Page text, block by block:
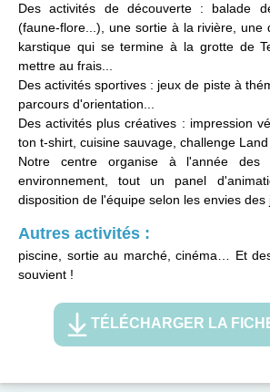
Des activités de découverte : balade
(faune-flore...), une sortie à la rivière, une
karstique qui se termine à la grotte de
mettre au frais...
Des activités sportives : jeux de piste à
parcours d'orientation...
Des activités plus créatives : impression
ton t-shirt, cuisine sauvage, challenge
Notre centre organise à l'année des
environnement, tout un panel
disposition de l'équipe selon les envies des
Autres activités :
piscine, sortie au marché, cinéma… Et
souvient !
TÉLÉCHARGER LA